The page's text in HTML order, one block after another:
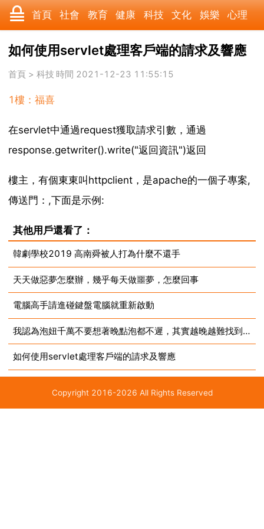
首頁 社會 教育 健康 科技 文化 娛樂 心理
數碼 汽車 美食 遊戲 時尚 家居 財經 旅遊
科學 育兒 職場 歷史 體育 寵物
收藏
如何使用servlet處理客戶端的請求及響應
首頁 > 科技 時間 2021-12-23 11:55:15
1樓：福喜
在servlet中通過request獲取請求引數，通過
response.getwriter().write("返回資訊")返回
樓主，有個東東叫httpclient，是apache的一個子專案,
傳送門：,下面是示例:
其他用戶還看了：
韓劇學校2019 高南舜被人打為什麼不還手
天天做惡夢怎麼辦，幾乎每天做噩夢，怎麼回事
電腦高手請進碰鍵盤電腦就重新啟動
我認為泡妞千萬不要想著晚點泡都不遲，其實越晚越難找到，你們認為呢
如何使用servlet處理客戶端的請求及響應
Copyright 2016-2026 All Rights Reserved